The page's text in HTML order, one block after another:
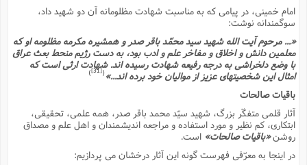
امام خمینى، در پیامى که به مناسبت شهادت مظلومانه آن دو شهید داد،
سوگمندانه نوشت:
«... مرحوم آیت الله شهید سید محمّد باقر صدر و همشیره مکرمه مظلومه او که
معلمین دانش و اخلاق و مفاخر علم و ادب بود، به دست رژیم منحط بعث عراق
با وضع دلخراشى به درجه رفیعه شهادت رسیده اند. شهادت ارثى است که
امثال این شخصیتهاى عزیز از موالیان خود برده اند...»(
[31]
)
باقیات صالحات
آثار قلمى متفکّر بزرگ، شهید سیّد محمد باقر صدر، همه علمى، تحقیقى،
ابتکارى، کم نظیر و مورد استفاده و مراجعه اندیشمندان و اهل علم و مصداق
روشن«باقیات صالحات» است.
در اینجا به معرّفى فهرست گونه این آثار درخشان مى پردازیم: